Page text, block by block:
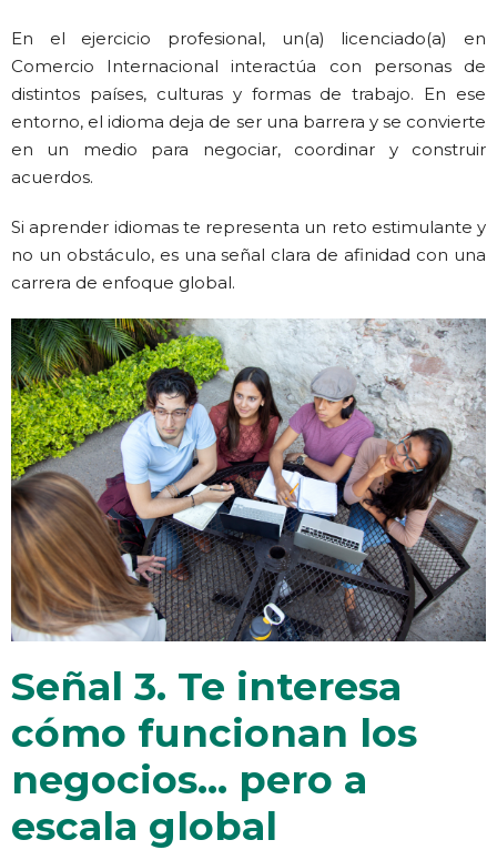
En el ejercicio profesional, un(a) licenciado(a) en
Comercio Internacional interactúa con personas de
distintos países, culturas y formas de trabajo. En ese
entorno, el idioma deja de ser una barrera y se convierte
en un medio para negociar, coordinar y construir
acuerdos.
Si aprender idiomas te representa un reto estimulante y
no un obstáculo, es una señal clara de afinidad con una
carrera de enfoque global.
Señal 3. Te interesa
cómo funcionan los
negocios… pero a
escala global